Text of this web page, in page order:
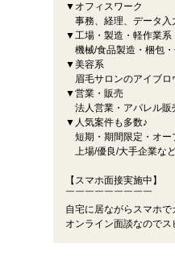
▼オフィスワーク
事務、経理、データ入
▼工場・製造・軽作業系
機械/食品製造・梱包
▼美容系
眉毛サロンのアイブロ
▼営業・販売
法人営業・アパレル販
▼人気案件も多数♪
短期・期間限定・オー
上場/優良/大手企業な
【スマホ面接実施中】
￣￣￣￣￣￣￣￣￣
自宅に居ながらスマホで
オンライン面談なのでス